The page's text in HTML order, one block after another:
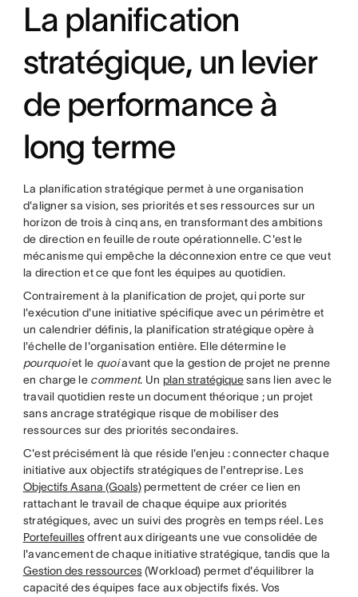
La planification
stratégique, un levier
de performance à
long terme
La planification stratégique permet à une organisation
d'aligner sa vision, ses priorités et ses ressources sur un
horizon de trois à cinq ans, en transformant des ambitions
de direction en feuille de route opérationnelle. C'est le
mécanisme qui empêche la déconnexion entre ce que veut
la direction et ce que font les équipes au quotidien.
Contrairement à la planification de projet, qui porte sur
l'exécution d'une initiative spécifique avec un périmètre et
un calendrier définis, la planification stratégique opère à
l'échelle de l'organisation entière. Elle détermine le
pourquoiet le quoiavant que la gestion de projet ne prenne
en charge le comment. Un plan stratégiquesans lien avec le
travail quotidien reste un document théorique ; un projet
sans ancrage stratégique risque de mobiliser des
ressources sur des priorités secondaires.
C'est précisément là que réside l'enjeu : connecter chaque
initiative aux objectifs stratégiques de l'entreprise. Les
Objectifs Asana (Goals)permettent de créer ce lien en
rattachant le travail de chaque équipe aux priorités
stratégiques, avec un suivi des progrès en temps réel. Les
Portefeuillesoffrent aux dirigeants une vue consolidée de
l'avancement de chaque initiative stratégique, tandis que la
Gestion des ressources(Workload) permet d'équilibrer la
capacité des équipes face aux objectifs fixés. Vos